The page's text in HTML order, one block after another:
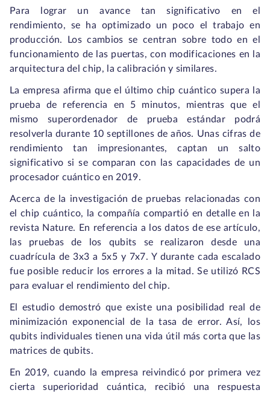
Para lograr un avance tan significativo en el
rendimiento, se ha optimizado un poco el trabajo en
producción. Los cambios se centran sobre todo en el
funcionamiento de las puertas, con modificaciones en la
arquitectura del chip, la calibración y similares.
La empresa afirma que el último chip cuántico supera la
prueba de referencia en 5 minutos, mientras que el
mismo superordenador de prueba estándar podrá
resolverla durante 10 septillones de años. Unas cifras de
rendimiento tan impresionantes, captan un salto
significativo si se comparan con las capacidades de un
procesador cuántico en 2019.
Acerca de la investigación de pruebas relacionadas con
el chip cuántico, la compañía compartió en detalle en la
revista Nature. En referencia a los datos de ese artículo,
las pruebas de los qubits se realizaron desde una
cuadrícula de 3x3 a 5x5 y 7x7. Y durante cada escalado
fue posible reducir los errores a la mitad. Se utilizó RCS
para evaluar el rendimiento del chip.
El estudio demostró que existe una posibilidad real de
minimización exponencial de la tasa de error. Así, los
qubits individuales tienen una vida útil más corta que las
matrices de qubits.
En 2019, cuando la empresa reivindicó por primera vez
cierta superioridad cuántica, recibió una respuesta